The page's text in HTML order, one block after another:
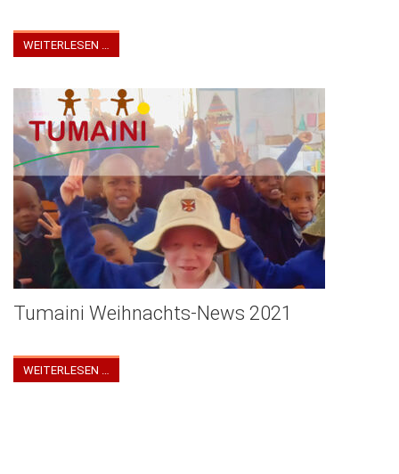
WEITERLESEN …
Tumaini Weihnachts-News 2021
WEITERLESEN …